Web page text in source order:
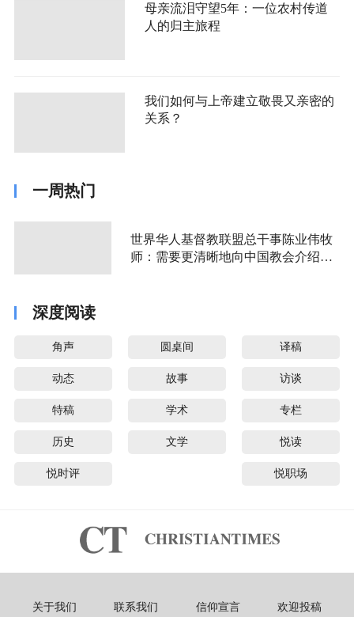
母亲流泪守望5年：一位农村传道
人的归主旅程
我们如何与上帝建立敬畏又亲密的
关系？
一周热门
世界华人基督教联盟总干事陈业伟牧
师：需要更清晰地向中国教会介绍福
深度阅读
角声 圆桌间 译稿
动态 故事 访谈
特稿 学术 专栏
历史 文学 悦读
悦时评 悦职场
关于我们 联系我们 信仰宣言 欢迎投稿